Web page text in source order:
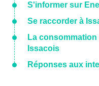
S'informer sur
Se raccorder à
La
Issacois
Réponses aux